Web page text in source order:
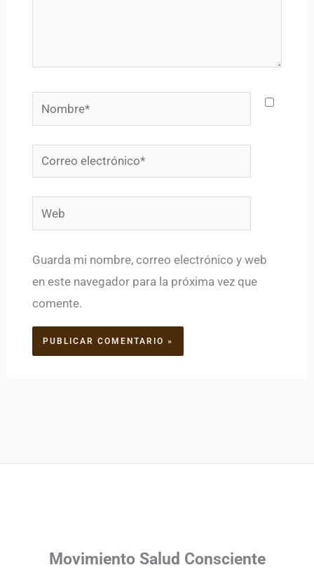
Nombre*
Correo
electrónico*
Web
Guarda mi nombre, correo electrónico y web
en este navegador para la próxima vez que
comente.
Movimiento Salud Consciente